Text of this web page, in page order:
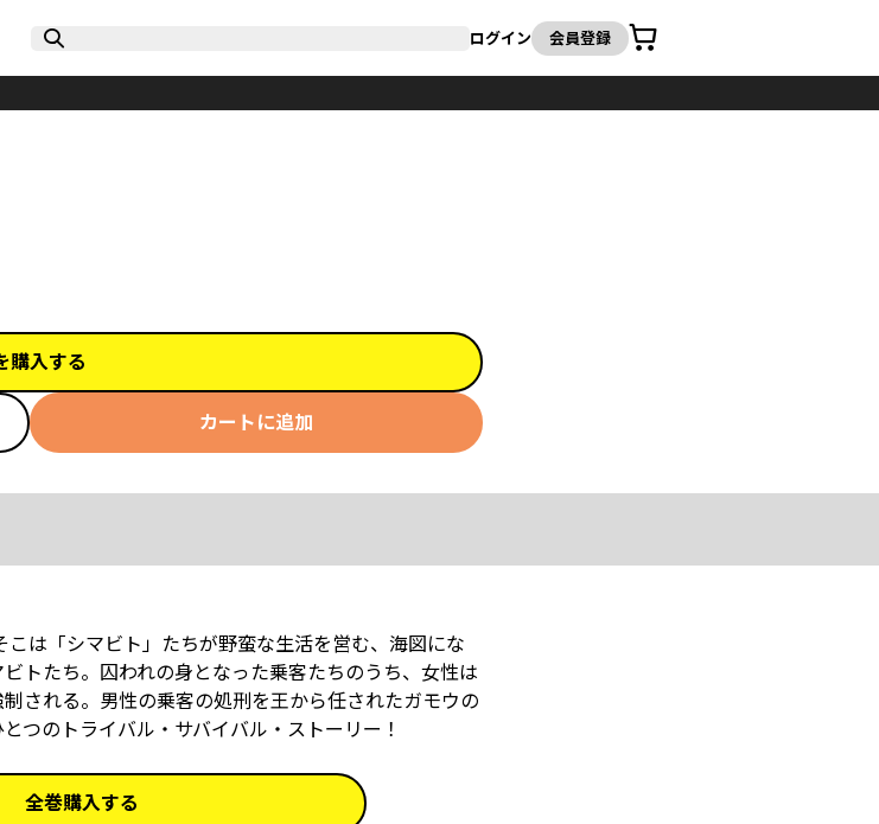
ログイン 会員登録
カート
購入する
カートに追加
こは「シマビト」たちが野蛮な生活を営む、海図にな
トたち。囚われの身となった乗客たちのうち、女性は
される。男性の乗客の処刑を王から任されたガモウの
つのトライバル・サバイバル・ストーリー！
全巻購入する